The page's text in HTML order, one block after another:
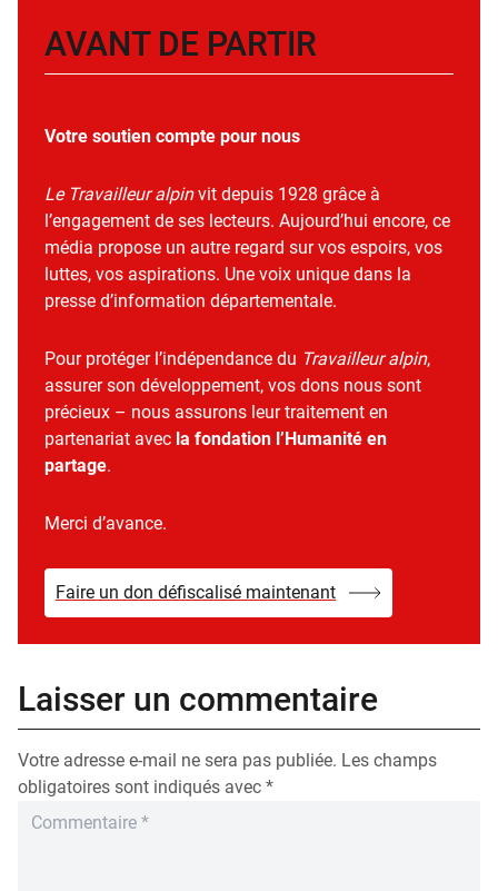
AVANT DE PARTIR
Votre soutien compte pour nous
Le Travailleur alpinvit depuis 1928 grâce à
l’engagement de ses lecteurs. Aujourd’hui encore, ce
média propose un autre regard sur vos espoirs, vos
luttes, vos aspirations. Une voix unique dans la
presse d’information départementale.
Pour protéger l’indépendance du Travailleur alpin,
assurer son développement, vos dons nous sont
précieux – nous assurons leur traitement en
partenariat avec la fondation l’Humanité en
partage.
Merci d’avance.
Faire un don défiscalisé maintenant
Laisser un commentaire
Votre adresse e-mail ne sera pas publiée. Les champs
obligatoires sont indiqués avec *